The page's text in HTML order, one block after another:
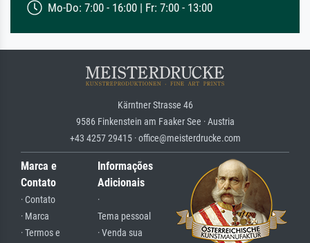
Mo-Do: 7:00 - 16:00 | Fr: 7:00 - 13:00
Kärntner Strasse 46
9586 Finkenstein am Faaker See · Austria
+43 4257 29415 · office@meisterdrucke.com
Marca e
Contato
· Contato
· Marca
· Termos e
Informações
Adicionais
·
Tema pessoal
· Venda sua